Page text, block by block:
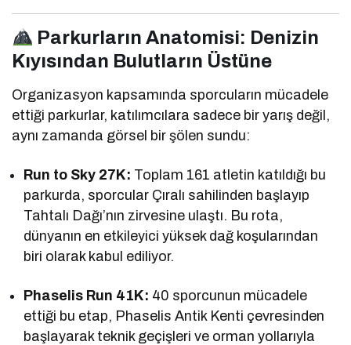
Parkurların Anatomisi: Denizin
Kıyısından Bulutların Üstüne
Organizasyon kapsamında sporcuların mücadele
ettiği parkurlar, katılımcılara sadece bir yarış değil,
aynı zamanda görsel bir şölen sundu:
Run to Sky 27K: Toplam 161 atletin katıldığı bu
parkurda, sporcular Çıralı sahilinden başlayıp
Tahtalı Dağı’nın zirvesine ulaştı. Bu rota,
dünyanın en etkileyici yüksek dağ koşularından
biri olarak kabul ediliyor.
Phaselis Run 41K: 40 sporcunun mücadele
ettiği bu etap, Phaselis Antik Kenti çevresinden
başlayarak teknik geçişleri ve orman yollarıyla